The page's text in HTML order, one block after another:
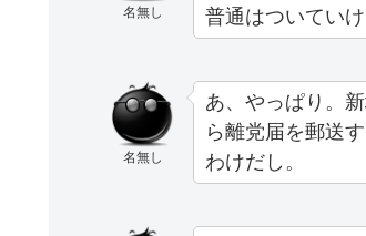
名無し
普通はついてい
名無し
あ、やっぱり。
ら離党届を郵送
わけだし。